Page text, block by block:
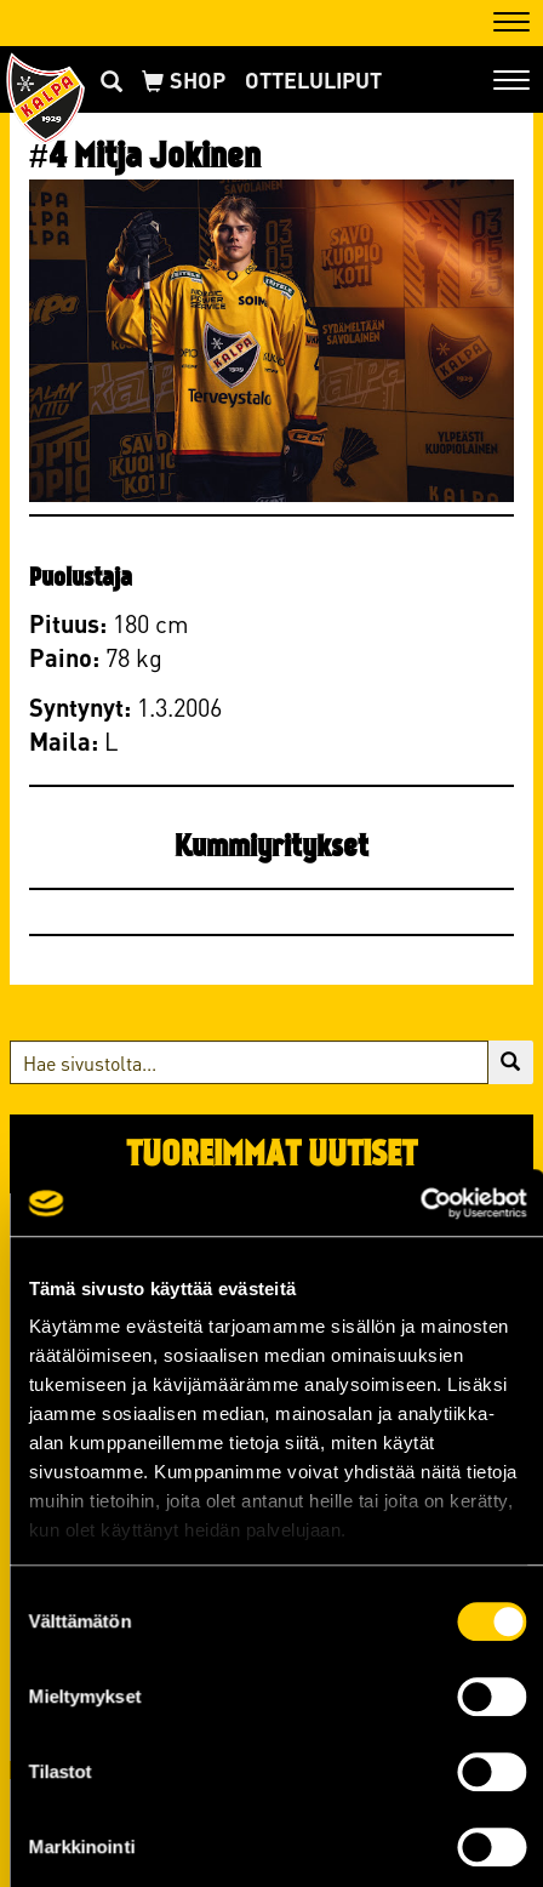
Tämä sivusto käyttää evästeitä
Käytämme evästeitä tarjoamamme sisällön ja mainosten
räätälöimiseen, sosiaalisen median ominaisuuksien
tukemiseen ja kävijämäärämme analysoimiseen. Lisäksi
jaamme sosiaalisen median, mainosalan ja analytiikka-
alan kumppaneillemme tietoja siitä, miten käytät
sivustoamme. Kumppanimme voivat yhdistää näitä tietoja
muihin tietoihin, joita olet antanut heille tai joita on kerätty,
kun olet käyttänyt heidän palvelujaan.
valinta
Välttämätön
Mieltymykset
Tilastot
Markkinointi
OTTELULIPUT
#4 Mitja Jokinen
Puolustaja
Pituus: 180 cm
Paino: 78 kg
Syntynyt: 1.3.2006
Maila: ​L
Kummiyritykset
TUOREIMMAT UUTISET
KalPan kapteenisto Liiga-kaudelle
2026–2027 on valittu
05.08.
Tule pelaamaan hyvän asian puolesta –
Kalevan Pallo Golf -
hyväntekeväisyystapahtuma to 27.8.
04.08.
Tilaa MTV Katsomo+ Urheilu
tarjoushintaan ja tuet KalPan
juniorityötä!
harjoitusotteluiden liput nyt myynnissä!
Haetaan työntekijää KalPa Shopille
kauden 2026-27 ottelutapahtumiin
KAUPPAAN